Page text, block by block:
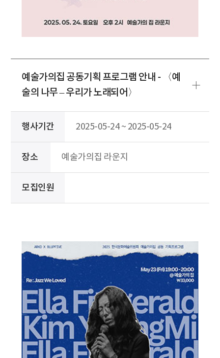
예술가의집 공동기획 프로그램 안내 - 〈예
술의 나무 – 우리가 노래되어〉
행사기간 2025-05-24 ~ 2025-05-24
장소 예술가의집 라운지
모집인원